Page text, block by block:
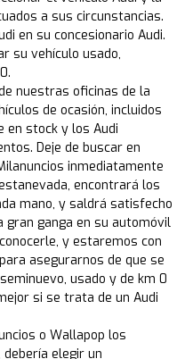
a sus circunstancias.
en su concesionario Audi.
su vehículo usado,
nuestras oficinas de la
de ocasión, incluidos
en stock y los Audi
Deje de buscar en
inmediatamente
encontrará los
mano, y saldrá satisfecho
gran ganga en su automóvil
y estaremos con
asegurarnos de que se
usado y de km 0
si se trata de un Audi
o Wallapop los
elegir un